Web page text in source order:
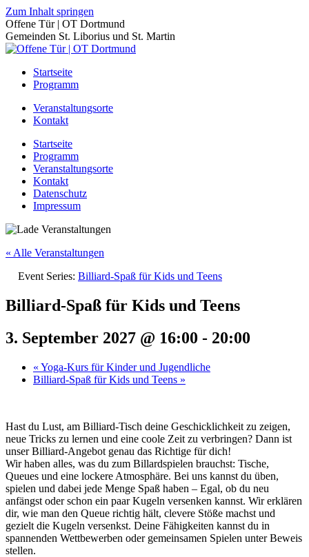
Zum Inhalt springen
Offene Tür | OT Dortmund
Gemeinden St. Liborius und St. Martin
Startseite
Programm
Veranstaltungsorte
Kontakt
Startseite
Programm
Veranstaltungsorte
Kontakt
Datenschutz
Impressum
« Alle Veranstaltungen
Event Series: Billiard-Spaß für Kids und Teens
Billiard-Spaß für Kids und Teens
3. September 2027 @ 16:00 - 20:00
« Yoga-Kurs für Kinder und Jugendliche
Billiard-Spaß für Kids und Teens »
Hast du Lust, am Billiard-Tisch deine Geschicklichkeit zu zeigen,
neue Tricks zu lernen und eine coole Zeit zu verbringen? Dann ist
unser Billiard-Angebot genau das Richtige für dich!
Wir haben alles, was du zum Billardspielen brauchst: Tische,
Queues und eine lockere Atmosphäre. Bei uns kannst du üben,
spielen und dabei jede Menge Spaß haben – Egal, ob du neu
anfängst oder schon ein paar Kugeln versenken kannst. Wir erklären
dir, wie man den Queue richtig hält, clevere Stöße machst und
gezielt die Kugeln versenkst. Deine Fähigkeiten kannst du in
spannenden Wettbewerben oder gemeinsamen Spielen unter Beweis
stellen.